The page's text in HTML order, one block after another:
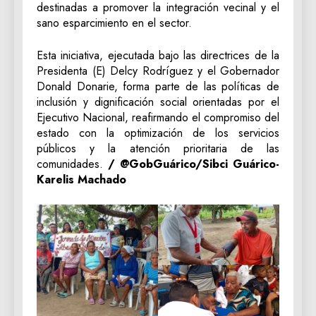
destinadas a promover la integración vecinal y el
sano esparcimiento en el sector.
Esta iniciativa, ejecutada bajo las directrices de la
Presidenta (E) Delcy Rodríguez y el Gobernador
Donald Donarie, forma parte de las políticas de
inclusión y dignificación social orientadas por el
Ejecutivo Nacional, reafirmando el compromiso del
estado con la optimización de los servicios
públicos y la atención prioritaria de las
comunidades. / @GobGuárico/Sibci Guárico-
Karelis Machado